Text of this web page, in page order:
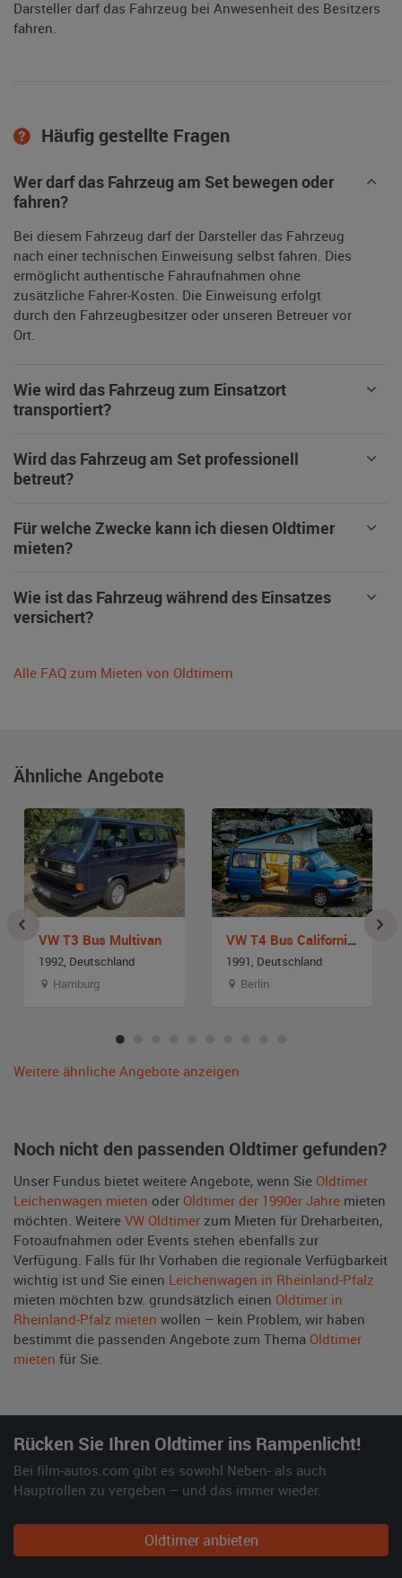
Darsteller darf das Fahrzeug bei Anwesenheit des Besitzers
fahren.
Häufig gestellte Fragen
Wer darf das Fahrzeug am Set bewegen oder
fahren?
Bei diesem Fahrzeug darf der Darsteller das Fahrzeug
nach einer technischen Einweisung selbst fahren. Dies
ermöglicht authentische Fahraufnahmen ohne
zusätzliche Fahrer-Kosten. Die Einweisung erfolgt
durch den Fahrzeugbesitzer oder unseren Betreuer vor
Ort.
Wie wird das Fahrzeug zum Einsatzort
transportiert?
Wird das Fahrzeug am Set professionell
betreut?
Für welche Zwecke kann ich diesen Oldtimer
mieten?
Wie ist das Fahrzeug während des Einsatzes
versichert?
Alle FAQ zum Mieten von Oldtimern
Ähnliche Angebote
VW T3 Bus Multivan
1992, Deutschland
Hamburg
VW T4 Bus California Beach
1991, Deutschland
Berlin
Weitere ähnliche Angebote anzeigen
Noch nicht den passenden Oldtimer gefunden?
Unser Fundus bietet weitere Angebote, wenn Sie Oldtimer
Leichenwagen mieten oder Oldtimer der 1990er Jahre mieten
möchten. Weitere VW Oldtimer zum Mieten für Dreharbeiten,
Fotoaufnahmen oder Events stehen ebenfalls zur
Verfügung. Falls für Ihr Vorhaben die regionale Verfügbarkeit
wichtig ist und Sie einen Leichenwagen in Rheinland-Pfalz
mieten möchten bzw. grundsätzlich einen Oldtimer in
Rheinland-Pfalz mieten wollen – kein Problem, wir haben
bestimmt die passenden Angebote zum Thema Oldtimer
mieten für Sie.
Rücken Sie Ihren Oldtimer ins Rampenlicht!
Bei film-autos.com gibt es sowohl Neben- als auch
Hauptrollen zu vergeben – und das immer wieder.
Oldtimer anbieten